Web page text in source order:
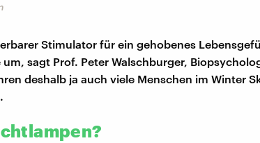
Stimulator für ein gehobenes
sagt Prof. Peter Walschburger,
deshalb ja auch viele Menschen im Winter